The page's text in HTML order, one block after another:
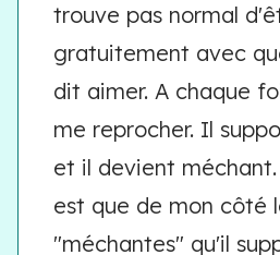
trouve pas normal
gratuitement avec
dit aimer. A chaque
me reprocher. Il
et il devient
est que de mon côté
"méchantes" qu'il